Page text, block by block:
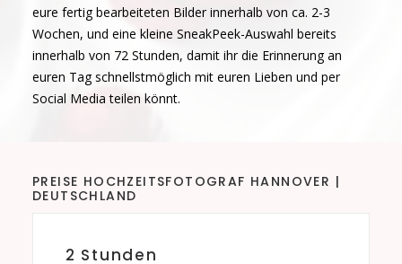
eure fertig bearbeiteten Bilder innerhalb von ca. 2-3
Wochen, und eine kleine SneakPeek-Auswahl bereits
innerhalb von 72 Stunden, damit ihr die Erinnerung an
euren Tag schnellstmöglich mit euren Lieben und per
Social Media teilen könnt.
PREISE HOCHZEITSFOTOGRAF HANNOVER |
DEUTSCHLAND
2 Stunden